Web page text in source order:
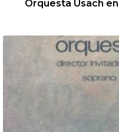
Orquesta Usach